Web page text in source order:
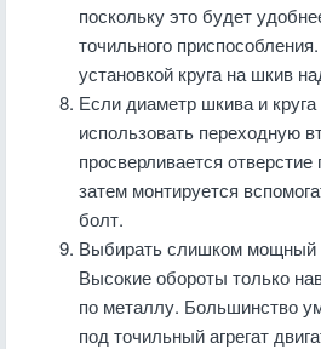
поскольку это будет
точильного
установкой круга на шкив
Если диаметр шкива и
использовать переходную
просверливается
затем монтируется
болт.
Выбирать слишком мощный
Высокие обороты только
по металлу. Большинство
под точильный агрегат